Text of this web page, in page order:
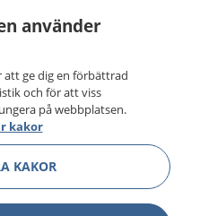
1177 för
bättre.
Visa
använder
att ge dig en förbättrad
och för att viss
på webbplatsen.
kakor
KAKOR